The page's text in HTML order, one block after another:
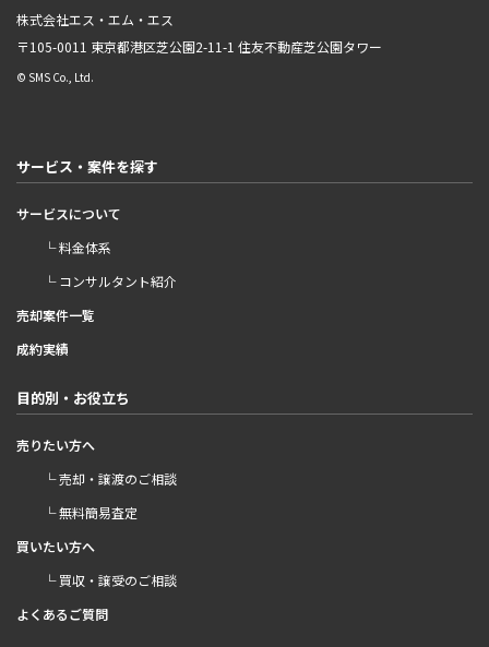
株式会社エス・エム・エス
〒105-0011 東京都港区芝公園2-11-1 住友不動産芝公園タワー
© SMS Co., Ltd.
サービス・案件を探す
サービスについて
└ 料金体系
└ コンサルタント紹介
売却案件一覧
成約実績
目的別・お役立ち
売りたい方へ
└ 売却・譲渡のご相談
└ 無料簡易査定
買いたい方へ
└ 買収・譲受のご相談
よくあるご質問